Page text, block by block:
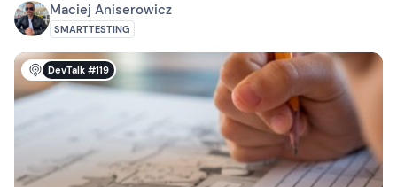
Maciej Aniserowicz
SMARTTESTING
DevTalk #119